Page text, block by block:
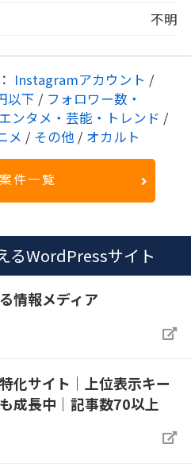
不明
Instagramアカウント /
以下 / フォロワー数・
エンタメ・芸能・トレンド /
メ / その他 / オカルト
案件一覧
るWordPressサイト
情報メディア
化サイト│上位表示キー
成長中│記事数70以上